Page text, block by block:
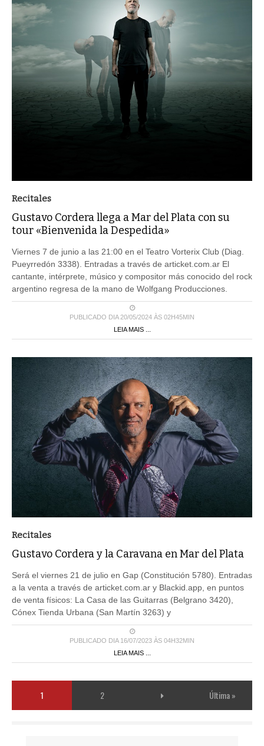
Recitales
Gustavo Cordera llega a Mar del Plata con su
tour «Bienvenida la Despedida»
Viernes 7 de junio a las 21:00 en el Teatro Vorterix Club (Diag.
Pueyrredón 3338). Entradas a través de articket.com.ar El
cantante, intérprete, músico y compositor más conocido del rock
argentino regresa de la mano de Wolfgang Producciones.
PUBLICADO DIA 20/05/2024 ÀS 02H45MIN
LEIA MAIS ...
Recitales
Gustavo Cordera y la Caravana en Mar del Plata
Será el viernes 21 de julio en Gap (Constitución 5780). Entradas
a la venta a través de articket.com.ar y Blackid.app, en puntos
de venta físicos: La Casa de las Guitarras (Belgrano 3420),
Cónex Tienda Urbana (San Martín 3263) y
PUBLICADO DIA 16/07/2023 ÀS 04H32MIN
LEIA MAIS ...
1 2 Última »